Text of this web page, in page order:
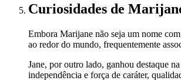
Curiosidades de
Embora Marijane não seja um nome
ao redor do mundo, frequentemente
Jane, por outro lado, ganhou destaque
independência e força de caráter,